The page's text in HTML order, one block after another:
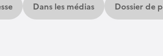
Dans les médias Dossier de